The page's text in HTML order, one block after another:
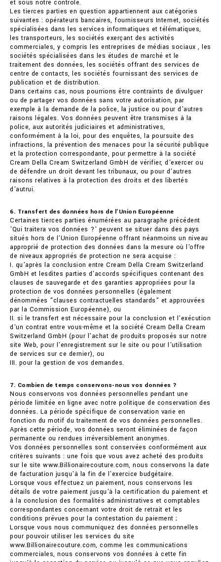
et sous notre contrôle.
Les tierces parties en question appartiennent aux catégories
suivantes : opérateurs bancaires, fournisseurs Internet, sociétés
spécialisées dans les services informatiques et télématiques,
les transporteurs, les sociétés exerçant des activités
commerciales, y compris les entreprises de médias sociaux , les
sociétés spécialisées dans les études de marché et le
traitement des données, les sociétés offrant des services de
centre de contacts, les sociétés fournissant des services de
publication et de distribution.
Dans certains cas, nous pourrions être contraints de divulguer
ou de partager vos données sans votre autorisation, par
exemple à la demande de la police, la justice ou pour d'autres
raisons légales. Vos données peuvent être transmises à la
police, aux autorités judiciaires et administratives,
conformément à la loi, pour des enquêtes, la poursuite des
infractions, la prévention des menaces pour la sécurité publique
et la protection correspondante, pour permettre à la société
Cream Della Cream Switzerland GmbH de vérifier, d'exercer ou
de défendre un droit devant les tribunaux, ou pour d'autres
raisons relatives à la protection des droits et des libertés
d'autrui.
6. Transfert des données hors de l'Union Européenne
Certaines tierces parties énumérées au paragraphe précédent
'Qui traitera vos données ?' peuvent se situer dans des pays
situés hors de l'Union Européenne offrant néanmoins un niveau
approprié de protection des données dans la mesure où l'offre
de niveaux appropriés de protection ne sera acquise :
I. qu'après la conclusion entre Cream Della Cream Switzerland
GmbH et lesdites parties d'accords spécifiques contenant des
clauses de sauvegarde et des garanties appropriées pour la
protection de vos données personnelles (également
dénommées "clauses contractuelles standards" et approuvées
par la Commission Européenne), ou
II. si le transfert est nécessaire pour la conclusion et l'exécution
d'un contrat entre vous-même et la société Cream Della Cream
Switzerland GmbH (pour l'achat de produits proposés sur notre
site Web, pour l'enregistrement sur le site ou pour l'utilisation
de services sur ce dernier), ou
III. pour la gestion de vos demandes.
7. Combien de temps conservons-nous vos données ?
Nous conservons vos données personnelles pendant une
période limitée en ligne avec notre politique de conservation des
données. La période spécifique de conservation varie en
fonction du motif du traitement de vos données personnelles.
Après cette période, vos données seront éliminées de façon
permanente ou rendues irréversiblement anonymes.
Vos données personnelles sont conservées conformément aux
critères suivants : une fois que vous avez acheté des produits
sur le site www.Billionairecouture.com, nous conservons la date
de facturation jusqu'à la fin de l'exercice budgétaire.
Lorsque vous effectuez un paiement, nous conservons les
détails de votre paiement jusqu'à la certification du paiement et
à la conclusion des formalités administratives et comptables
correspondantes concernant votre droit de retrait et les
conditions prévues pour la contestation du paiement ;
Lorsque vous nous communiquez des données personnelles
pour pouvoir utiliser les services du site
www.Billionairecouture.com, comme les communications
commerciales, nous conservons vos données à cette fin